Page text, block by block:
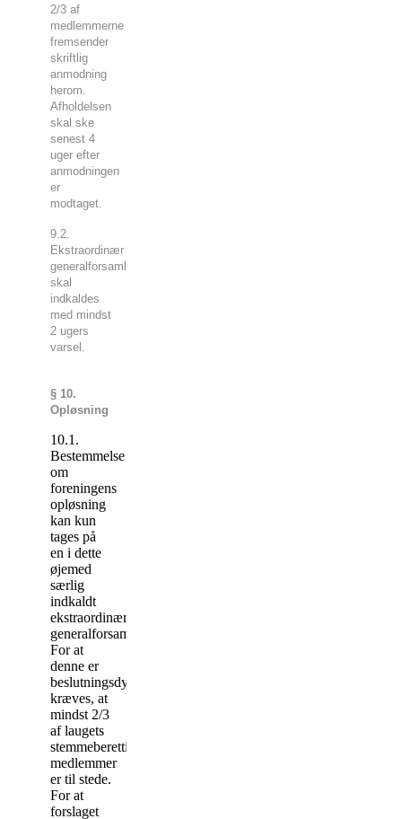
2/3 af
medlemmerne
fremsender
skriftlig
anmodning
herom.
Afholdelsen
skal ske
senest 4
uger efter
anmodningen
er
modtaget.
9.2.
Ekstraordinær
generalforsamling
skal
indkaldes
med mindst
2 ugers
varsel.
§ 10.
Opløsning
10.1.
Bestemmelse
om
foreningens
opløsning
kan kun
tages på
en i dette
øjemed
særlig
indkaldt
ekstraordinær
generalforsamling.
For at
denne er
beslutningsdygtig
kræves, at
mindst 2/3
af laugets
stemmeberettigede
medlemmer
er til stede.
For at
forslaget